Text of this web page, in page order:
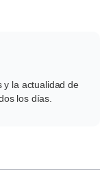
y la actualidad de
los días.